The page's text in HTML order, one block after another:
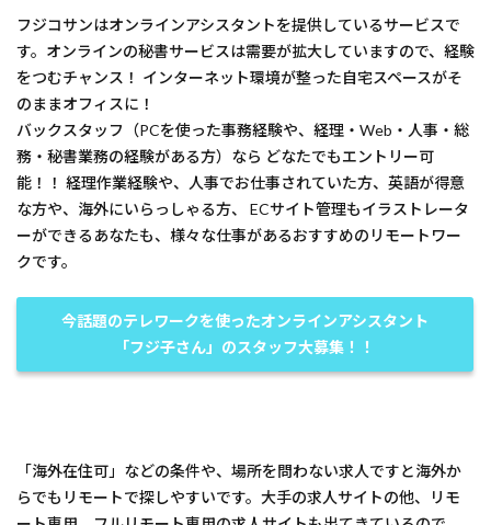
フジコサンはオンラインアシスタントを提供しているサービスで
す。オンラインの秘書サービスは需要が拡大していますので、経験
をつむチャンス！ インターネット環境が整った自宅スペースがそ
のままオフィスに！
バックスタッフ（PCを使った事務経験や、経理・Web・人事・総
務・秘書業務の経験がある方）なら どなたでもエントリー可
能！！ 経理作業経験や、人事でお仕事されていた方、英語が得意
な方や、海外にいらっしゃる方、 ECサイト管理もイラストレータ
ーができるあなたも、様々な仕事があるおすすめのリモートワー
クです。
今話題のテレワークを使ったオンラインアシスタント
「フジ子さん」のスタッフ大募集！！
「海外在住可」などの条件や、場所を問わない求人ですと海外か
らでもリモートで探しやすいです。大手の求人サイトの他、リモ